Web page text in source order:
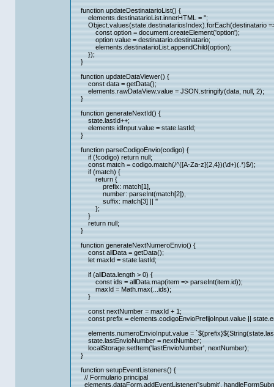
function updateDestinatarioList() {
elements.destinatarioList.innerHTML = '';
Object.values(state.destinatariosIndex).forEach(destinatario
const option = document.createElement('option');
option.value = destinatario.destinatario;
elements.destinatarioList.appendChild(option);
});
}
function updateDataViewer() {
const data = getData();
elements.rawDataView.value = JSON.stringify(data, null, 2);
}
function generateNextId() {
state.lastId++;
elements.idInput.value = state.lastId;
}
function parseCodigoEnvio(codigo) {
if (!codigo) return null;
const match = codigo.match(/^([A-Za-z]{2,4})(\d+)(.*)$/);
if (match) {
return {
prefix: match[1],
number: parseInt(match[2]),
suffix: match[3] || ''
};
}
return null;
}
function generateNextNumeroEnvio() {
const allData = getData();
let maxId = state.lastId;
if (allData.length > 0) {
const ids = allData.map(item => parseInt(item.id));
maxId = Math.max(...ids);
}
const nextNumber = maxId + 1;
const prefix = elements.codigoEnvioPrefijoInput.value ||
elements.numeroEnvioInput.value =
state.lastEnvioNumber = nextNumber;
localStorage.setItem('lastEnvioNumber', nextNumber);
}
function setupEventListeners() {
// Formulario principal
elements.dataForm.addEventListener('submit',